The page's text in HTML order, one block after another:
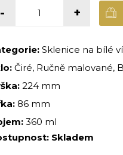
- +
Sklenice na bílé
Čiré, Ručně malované,
224 mm
86 mm
360 ml
Skladem